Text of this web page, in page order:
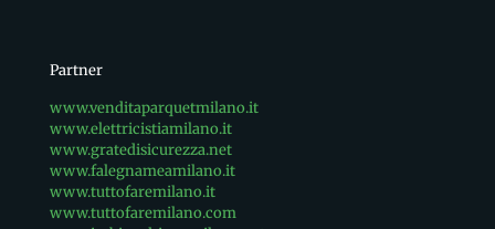
Partner
www.venditaparquetmilano.it
www.elettricistiamilano.it
www.gratedisicurezza.net
www.falegnameamilano.it
www.tuttofaremilano.it
www.tuttofaremilano.com